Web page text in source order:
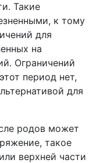
Такие
к тому
для
на
Ограничений
период нет,
для
родов может
такое
верхней части